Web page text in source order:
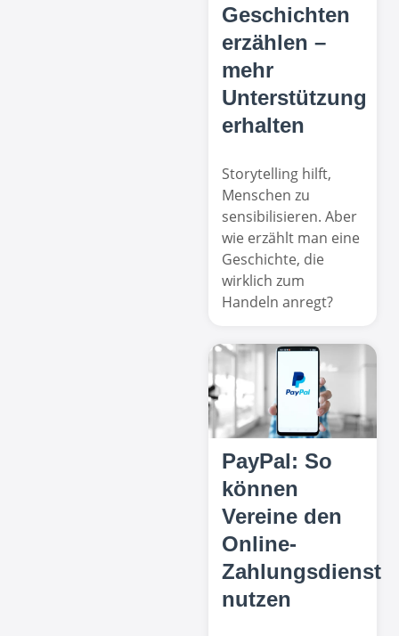
Geschichten
erzählen –
mehr
Unterstützung
erhalten
Storytelling hilft,
Menschen zu
sensibilisieren. Aber
wie erzählt man eine
Geschichte, die
wirklich zum
Handeln anregt?
PayPal: So
können
Vereine den
Online-
Zahlungsdienst
nutzen